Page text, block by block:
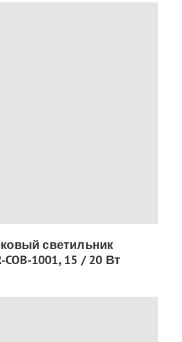
светильник
COB-1001, 15 / 20 Вт